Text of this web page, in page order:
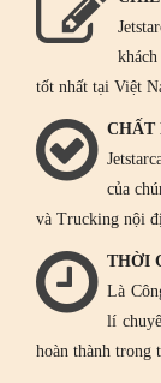
tốt nhất tại Việt
CHẤT
của
và Trucking nội
THỜI
Là
lí
hoàn thành trong